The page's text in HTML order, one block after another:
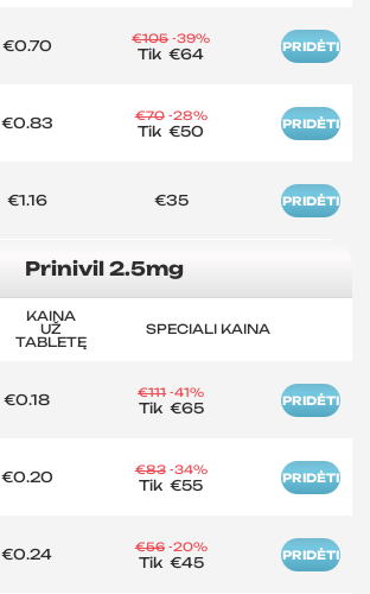
€0.70 €105 -39%
Tik€64 PRIDĖTI
€0.83 €70 -28%
Tik€50 PRIDĖTI
€1.16 €35 PRIDĖTI
Prinivil 2.5mg
KAINA
UŽ
TABLETĘ
SPECIALI KAINA
€0.18 €111 -41%
Tik €65 PRIDĖTI
€0.20 €83 -34%
Tik€55 PRIDĖTI
€0.24 €56 -20%
Tik €45 PRIDĖTI